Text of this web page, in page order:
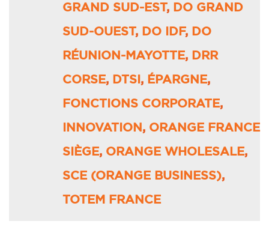
GRAND SUD-EST , DO GRAND
SUD-OUEST , DO IDF, DO
RÉUNION-MAYOTTE, DRR
CORSE, DTSI , ÉPARGNE,
FONCTIONS CORPORATE,
INNOVATION , ORANGE FRANCE
SIÈGE, ORANGE WHOLESALE,
SCE (ORANGE BUSINESS),
TOTEM FRANCE